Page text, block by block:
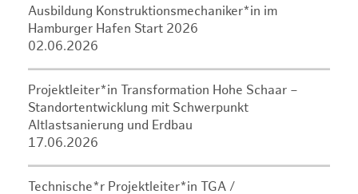
Ausbildung Konstruktionsmechaniker*in im
Hamburger Hafen Start 2026
02.06.2026
Projektleiter*in Transformation Hohe Schaar –
Standortentwicklung mit Schwerpunkt
Altlastsanierung und Erdbau
17.06.2026
Technische*r Projektleiter*in TGA /